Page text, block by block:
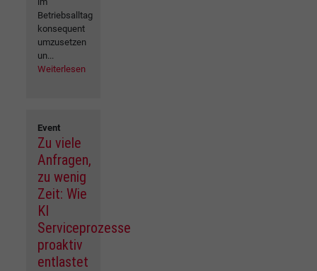
Betriebsalltag
konsequent
umzusetzen
un...
Weiterlesen
Event
Zu viele
Anfragen,
zu wenig
Zeit: Wie
KI
Serviceprozesse
proaktiv
entlastet